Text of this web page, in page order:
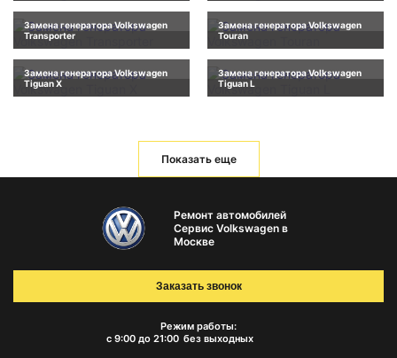
Замена генератора Volkswagen
Transporter
Замена генератора Volkswagen
Touran
Замена генератора Volkswagen
Tiguan X
Замена генератора Volkswagen
Tiguan L
Показать еще
Ремонт автомобилей
Сервис Volkswagen в
Москве
Режим работы:
с 9:00 до 21:00 без выходных
Заказать звонок